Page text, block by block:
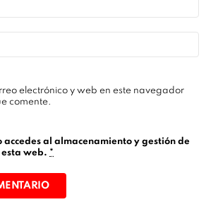
electrónico y web en este navegador
comente.
al almacenamiento y gestión de
web. *